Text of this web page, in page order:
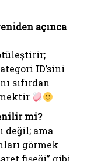
açınca
ID’sini
sıfırdan
mi?
değil; ama
görmek
fişeği” gibi